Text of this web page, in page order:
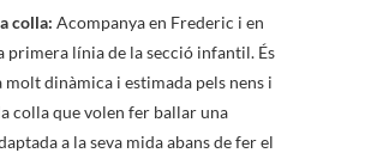
colla: Acompanya en Frederic i en
primera línia de la secció infantil. És
molt dinàmica i estimada pels nens i
colla que volen fer ballar una
a la seva mida abans de fer el